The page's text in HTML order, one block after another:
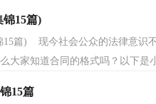
15篇)
15篇) 现今社会公众的法律意识
大家知道合同的格式吗？以下是
15篇